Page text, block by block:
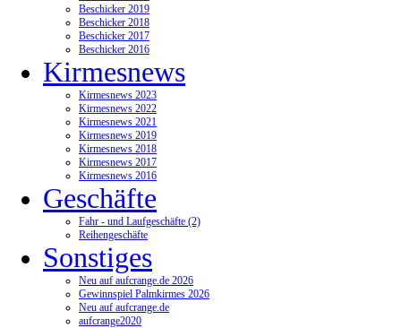
Beschicker 2019
Beschicker 2018
Beschicker 2017
Beschicker 2016
Kirmesnews
Kirmesnews 2023
Kirmesnews 2022
Kirmesnews 2021
Kirmesnews 2019
Kirmesnews 2018
Kirmesnews 2017
Kirmesnews 2016
Geschäfte
Fahr - und Laufgeschäfte (2)
Reihengeschäfte
Sonstiges
Neu auf aufcrange.de 2026
Gewinnspiel Palmkirmes 2026
Neu auf aufcrange.de
aufcrange2020